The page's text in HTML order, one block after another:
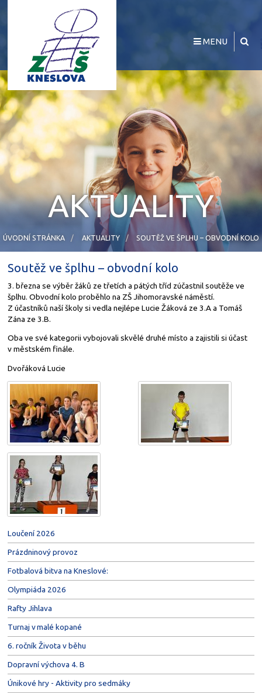
MENU
AKTUALITY
ÚVODNÍ STRÁNKA AKTUALITY SOUTĚŽ VE ŠPLHU – OBVODNÍ KOLO
Loučení 2026
Prázdninový provoz
Fotbalová bitva na Kneslové:
Olympiáda 2026
Rafty Jihlava
Turnaj v malé kopané
6. ročník Života v běhu
Dopravní výchova 4. B
Únikové hry - Aktivity pro sedmáky
Soutěž ve šplhu – obvodní kolo
3. března se výběr žáků ze třetích a pátých tříd zúčastnil soutěže ve
šplhu. Obvodní kolo proběhlo na ZŠ Jihomoravské náměstí.
Z účastníků naší školy si vedla nejlépe Lucie Žáková ze 3.A a Tomáš
Zána ze 3.B.
Oba ve své kategorii vybojovali skvělé druhé místo a zajistili si účast
v městském finále.
Dvořáková Lucie